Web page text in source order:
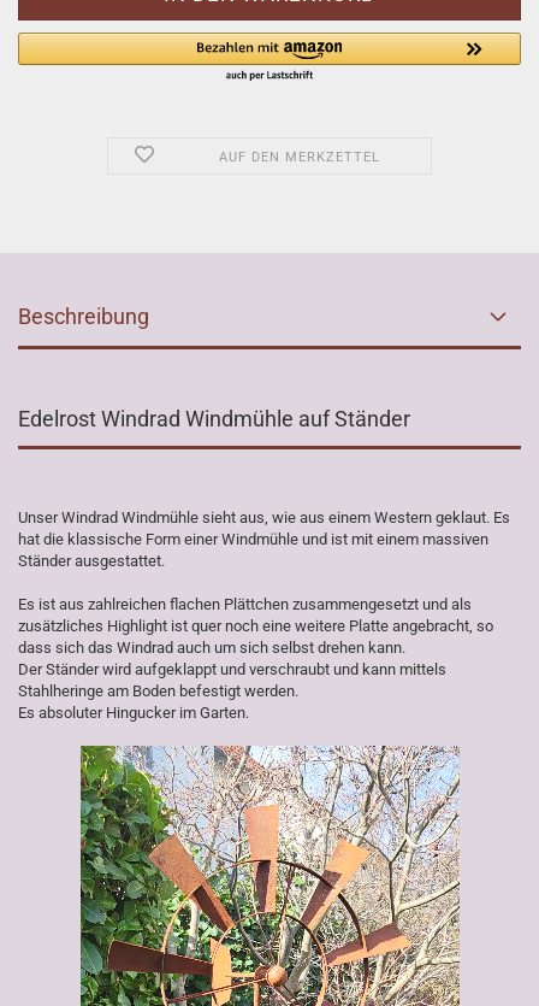
AUF DEN MERKZETTEL
Beschreibung
Edelrost Windrad Windmühle auf Ständer
Unser Windrad Windmühle sieht aus, wie aus einem Western geklaut. Es
hat die klassische Form einer Windmühle und ist mit einem massiven
Ständer ausgestattet.
Es ist aus zahlreichen flachen Plättchen zusammengesetzt und als
zusätzliches Highlight ist quer noch eine weitere Platte angebracht, so
dass sich das Windrad auch um sich selbst drehen kann.
Der Ständer wird aufgeklappt und verschraubt und kann mittels
Stahlheringe am Boden befestigt werden.
Es absoluter Hingucker im Garten.